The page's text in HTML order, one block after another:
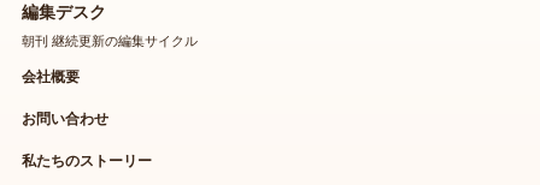
編集デスク
朝刊 継続更新の編集サイクル
会社概要
お問い合わせ
私たちのストーリー